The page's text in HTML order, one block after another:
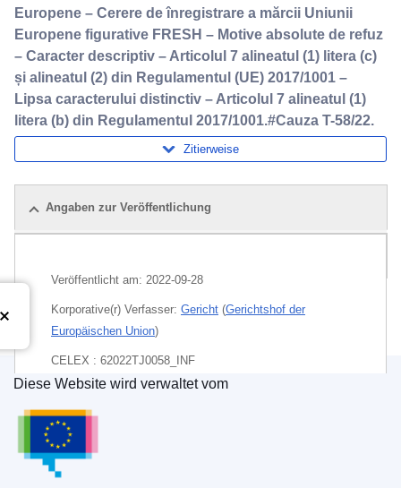
Europene – Cerere de înregistrare a mărcii Uniunii
Europene figurative FRESH – Motive absolute de refuz
– Caracter descriptiv – Articolul 7 alineatul (1) litera (c)
și alineatul (2) din Regulamentul (UE) 2017/1001 –
Lipsa caracterului distinctiv – Articolul 7 alineatul (1)
litera (b) din Regulamentul 2017/1001.#Cauza T-58/22.
Zitierweise
Angaben zur Veröffentlichung
Veröffentlicht am: 2022-09-28
Korporative(r) Verfasser: Gericht (Gerichtshof der
Europäischen Union)
CELEX : 62022TJ0058_INF
ECLI : ECLI:EU:T:2022:595
Amt für Veröffentlichungen der Europäischen
Diese Website wird verwaltet vom